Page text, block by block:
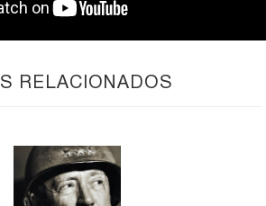
RELACIONADOS